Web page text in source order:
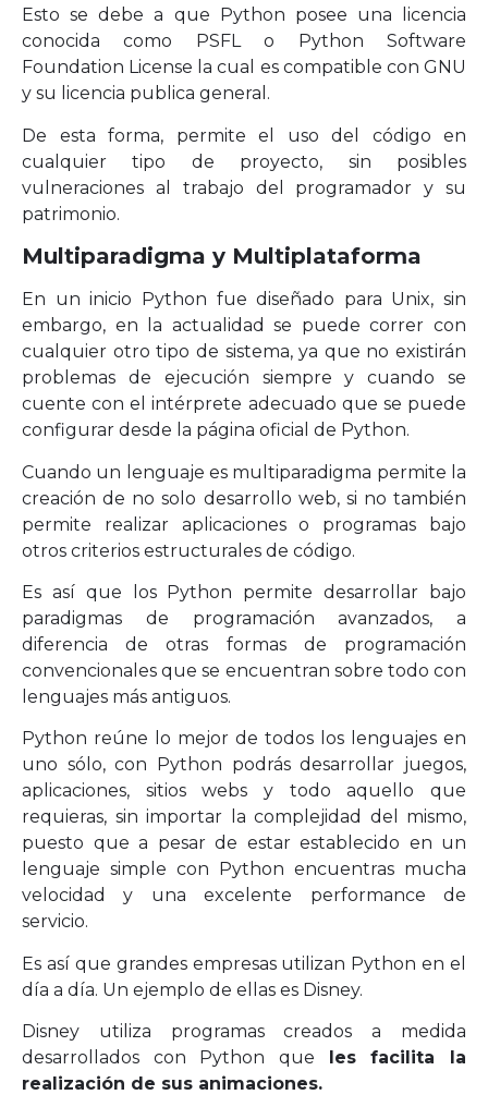
Esto se debe a que Python posee una licencia
conocida como PSFL o Python Software
Foundation License la cual es compatible con GNU
y su licencia publica general.
De esta forma, permite el uso del código en
cualquier tipo de proyecto, sin posibles
vulneraciones al trabajo del programador y su
patrimonio.
Multiparadigma y Multiplataforma
En un inicio Python fue diseñado para Unix, sin
embargo, en la actualidad se puede correr con
cualquier otro tipo de sistema, ya que no existirán
problemas de ejecución siempre y cuando se
cuente con el intérprete adecuado que se puede
configurar desde la página oficial de Python.
Cuando un lenguaje es multiparadigma permite la
creación de no solo desarrollo web, si no también
permite realizar aplicaciones o programas bajo
otros criterios estructurales de código.
Es así que los Python permite desarrollar bajo
paradigmas de programación avanzados, a
diferencia de otras formas de programación
convencionales que se encuentran sobre todo con
lenguajes más antiguos.
Python reúne lo mejor de todos los lenguajes en
uno sólo, con Python podrás desarrollar juegos,
aplicaciones, sitios webs y todo aquello que
requieras, sin importar la complejidad del mismo,
puesto que a pesar de estar establecido en un
lenguaje simple con Python encuentras mucha
velocidad y una excelente performance de
servicio.
Es así que grandes empresas utilizan Python en el
día a día. Un ejemplo de ellas es Disney.
Disney utiliza programas creados a medida
desarrollados con Python que les facilita la
realización de sus animaciones.